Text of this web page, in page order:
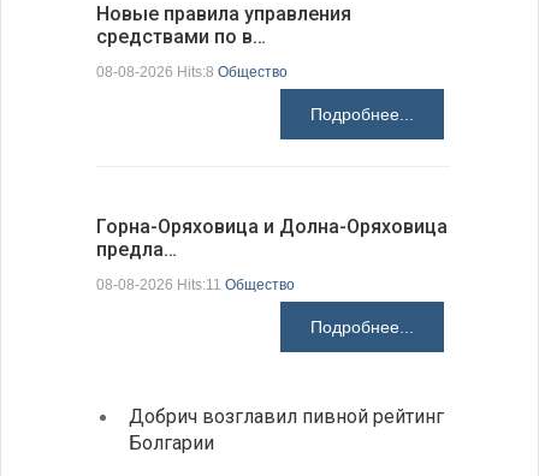
Новые правила управления
средствами по в…
08-08-2026 Hits:8 Общество
Подробнее...
Горна-Оряховица и Долна-Оряховица
предла…
08-08-2026 Hits:11 Общество
Подробнее...
Добрич возглавил пивной рейтинг
Болгарии